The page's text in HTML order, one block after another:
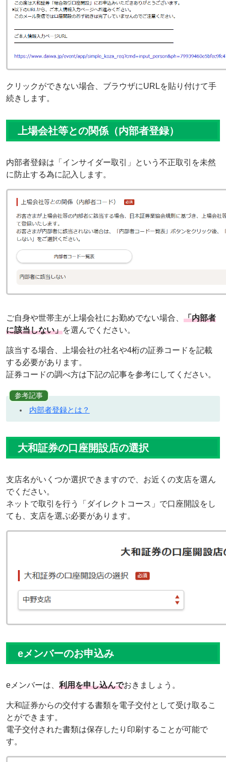
クリックができない場合、ブラウザにURLを貼り付けて手
続きします。
上場会社等との関係（内部者登録）
内部者登録は「インサイダー取引」という不正取引を未然
に防止する為に記入します。
ご自身や世帯主が上場会社にお勤めでない場合、 「内部者
に該当しない」を選んでください。
該当する場合、上場会社の社名や4桁の証券コードを記載
する必要があります。
証券コードの調べ方は下記の記事を参考にしてください。
参考記事
内部者登録とは？
大和証券の口座開設店の選択
支店名がいくつか選択できますので、お近くの支店を選ん
でください。
ネットで取引を行う「ダイレクトコース」で口座開設をし
ても、支店を選ぶ必要があります。
eメンバーのお申込み
eメンバーは、 利用を申し込んでおきましょう。
大和証券からの交付する書類を電子交付として受け取るこ
とができます。
電子交付された書類は保存したり印刷することが可能で
す。